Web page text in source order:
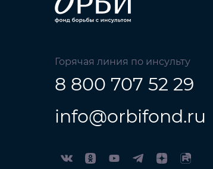
Горячая линия по инсульту
8 800 707 52 29
info@orbifond.ru